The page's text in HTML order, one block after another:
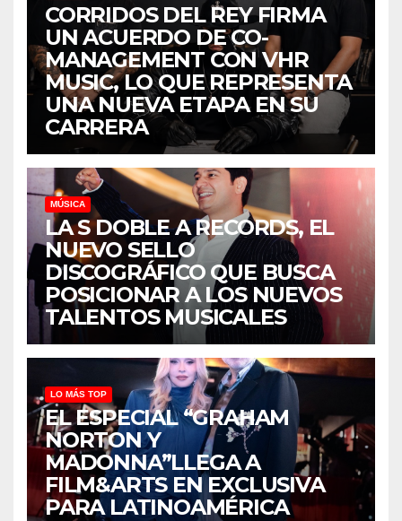
CORRIDOS DEL REY FIRMA
UN ACUERDO DE CO-
MANAGEMENT CON VHR
MUSIC, LO QUE REPRESENTA
UNA NUEVA ETAPA EN SU
CARRERA
MÚSICA
LA S DOBLE A RECORDS, EL
NUEVO SELLO
DISCOGRÁFICO QUE BUSCA
POSICIONAR A LOS NUEVOS
TALENTOS MUSICALES
LO MÁS TOP
EL ESPECIAL “GRAHAM
NORTON Y
MADONNA”LLEGA A
FILM&ARTS EN EXCLUSIVA
PARA LATINOAMÉRICA